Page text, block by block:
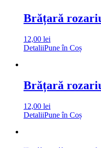
Brățară
12,00 lei
DetaliiPune în Coș
Brățară
12,00 lei
DetaliiPune în Coș